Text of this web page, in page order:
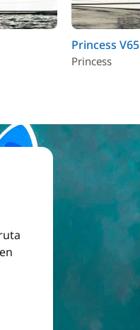
Princess V65
Princess